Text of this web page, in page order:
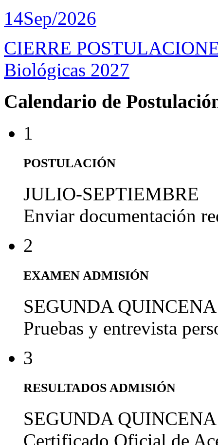
14Sep/2026
CIERRE
Biológicas 2027
Calendario de
1
POSTULACIÓN
JULIO-SEPTIEMBRE
Enviar documentación
2
EXAMEN ADMISIÓN
SEGUNDA
Pruebas y entrevista
3
RESULTADOS ADMISIÓN
SEGUNDA
Certificado Oficial de